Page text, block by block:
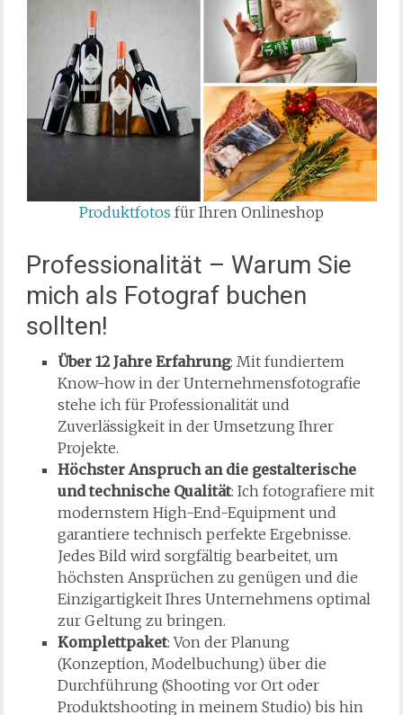
Produktfotos für Ihren Onlineshop
Professionalität – Warum Sie
mich als Fotograf buchen
sollten!
Über 12 Jahre Erfahrung: Mit fundiertem
Know-how in der Unternehmensfotografie
stehe ich für Professionalität und
Zuverlässigkeit in der Umsetzung Ihrer
Projekte.
Höchster Anspruch an die gestalterische
und technische Qualität: Ich fotografiere mit
modernstem High-End-Equipment und
garantiere technisch perfekte Ergebnisse.
Jedes Bild wird sorgfältig bearbeitet, um
höchsten Ansprüchen zu genügen und die
Einzigartigkeit Ihres Unternehmens optimal
zur Geltung zu bringen.
Komplettpaket: Von der Planung
(Konzeption, Modelbuchung) über die
Durchführung (Shooting vor Ort oder
Produktshooting in meinem Studio) bis hin